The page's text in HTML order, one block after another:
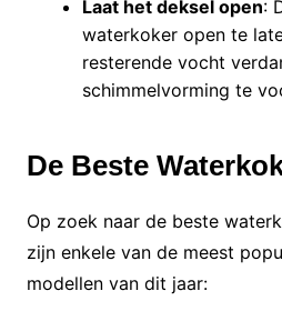
Laat het deksel open:
waterkoker open te
resterende vocht
schimmelvorming te
De Beste
Op zoek naar de beste
zijn enkele van de meest
modellen van dit jaar: